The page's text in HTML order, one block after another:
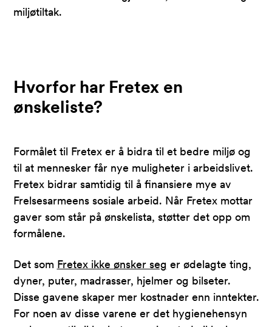
miljøtiltak.
Hvorfor har Fretex en
ønskeliste?
Formålet til Fretex er å bidra til et bedre miljø og
til at mennesker får nye muligheter i arbeidslivet.
Fretex bidrar samtidig til å finansiere mye av
Frelsesarmeens sosiale arbeid. Når Fretex mottar
gaver som står på ønskelista, støtter det opp om
formålene.
Det som Fretex ikke ønsker seg er ødelagte ting,
dyner, puter, madrasser, hjelmer og bilseter.
Disse gavene skaper mer kostnader enn inntekter.
For noen av disse varene er det hygienehensyn